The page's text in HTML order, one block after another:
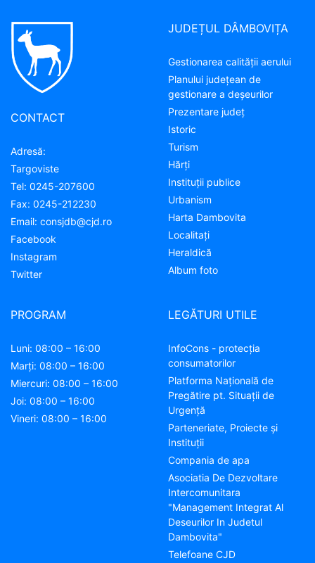
CONTACT
Adresă:
Targoviste
Tel: 0245-207600
Fax: 0245-212230
Email: consjdb@cjd.ro
Facebook
Instagram
Twitter
JUDEȚUL DÂMBOVIȚA
Gestionarea calității aerului
Planului județean de
gestionare a deșeurilor
Prezentare judeţ
Istoric
Turism
Hărţi
Instituţii publice
Urbanism
Harta Dambovita
Localitaţi
Heraldică
Album foto
LEGĂTURI UTILE
InfoCons - protecția
consumatorilor
Platforma Națională de
Pregătire pt. Situații de
Urgență
Parteneriate, Proiecte și
Instituții
Compania de apa
Asociatia De Dezvoltare
Intercomunitara
"Management Integrat Al
Deseurilor In Judetul
Dambovita"
Telefoane CJD
PROGRAM
Luni: 08:00 – 16:00
Marți: 08:00 – 16:00
Miercuri: 08:00 – 16:00
Joi: 08:00 – 16:00
Vineri: 08:00 – 16:00